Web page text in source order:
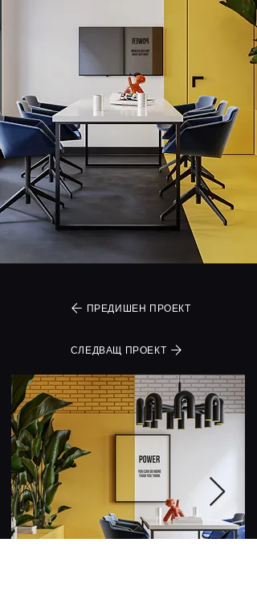
ПРЕДИШЕН ПРОЕКТ
СЛЕДВАЩ ПРОЕКТ